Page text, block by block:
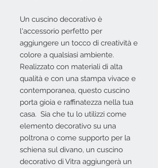
Un cuscino decorativo è
l'accessorio perfetto per
aggiungere un tocco di creatività e
colore a qualsiasi ambiente.
Realizzato con materiali di alta
qualità e con una stampa vivace e
contemporanea, questo cuscino
porta gioia e raffinatezza nella tua
casa. Sia che tu lo utilizzi come
elemento decorativo su una
poltrona o come supporto per la
schiena sul divano, un cuscino
decorativo di Vitra aggiungerà un